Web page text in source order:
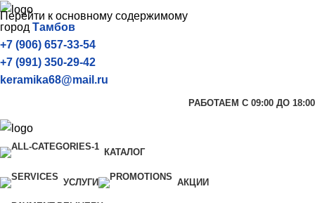
Перейти к основному содержимому
город Тамбов
+7 (906) 657-33-54
+7 (991) 350-29-42
keramika68@mail.ru
РАБОТАЕМ С 09:00 ДО 18:00
КАТАЛОГ
УСЛУГИ АКЦИИ